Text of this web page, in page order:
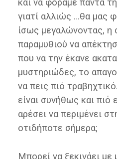
και να φοράμε πάντα
γιατί αλλιώς …θα μας
ίσως μεγαλώνοντας, η
παραμυθιού να
που να την έκανε
μυστηριώδες, το
να πεις πιό
είναι συνήθως και πιό
αρέσει να περιμένει
οτιδήποτε σήμερα;
Μπορεί να ξεκινάει με